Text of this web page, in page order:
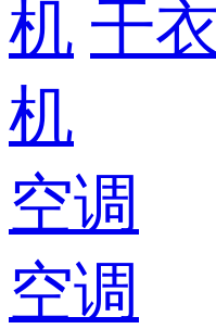
机 干
机
空调
空调